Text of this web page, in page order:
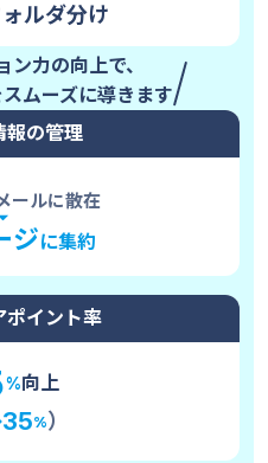
ルダ分け
ン力の向上で、
ムーズに導きます
報の管理
ールに散在
ジに集約
ポイント率
%向上
35%）